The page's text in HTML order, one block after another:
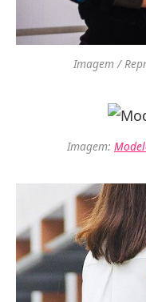
Imagem /
Imagem: